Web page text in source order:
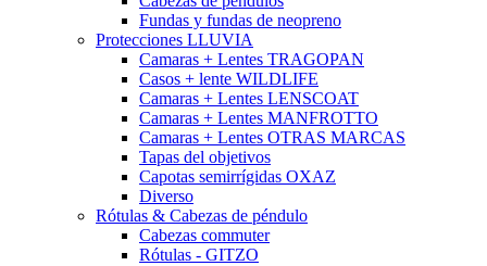
Fundas y fundas de neopreno
Protecciones LLUVIA
Camaras + Lentes TRAGOPAN
Casos + lente WILDLIFE
Camaras + Lentes LENSCOAT
Camaras + Lentes MANFROTTO
Camaras + Lentes OTRAS MARCAS
Tapas del objetivos
Capotas semirrígidas OXAZ
Diverso
Rótulas & Cabezas de péndulo
Cabezas commuter
Rótulas - GITZO